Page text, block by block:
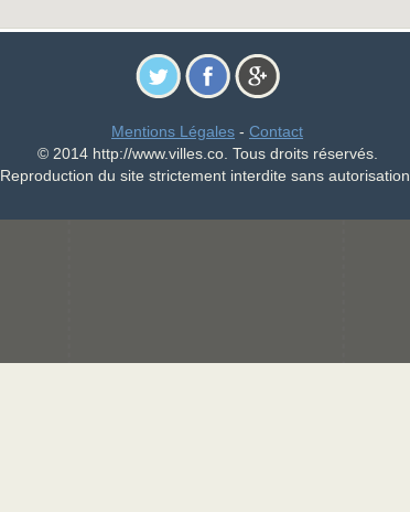
Mentions Légales - Contact
© 2014 http://www.villes.co. Tous droits réservés.
Reproduction du site strictement interdite sans autorisation.